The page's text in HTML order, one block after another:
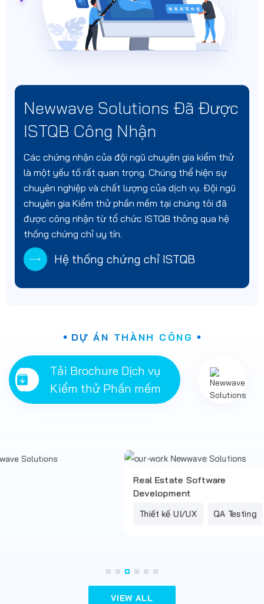
Newwave Solutions Đã Được
ISTQB Công Nhận
Các chứng nhận của đội ngũ chuyên gia kiểm thử
là một yếu tố rất quan trọng. Chúng thể hiện sự
chuyên nghiệp và chất lượng của dịch vụ. Đội ngũ
chuyên gia Kiểm thử phần mềm tại chúng tôi đã
được công nhận từ tổ chức ISTQB thông qua hệ
thống chứng chỉ uy tín.
Hệ thống chứng chỉ ISTQB
DỰ ÁN THÀNH CÔNG
Tải Brochure Dịch vụ
Kiểm thử Phần mềm
Real Estate Software
QA Testing
VIEW ALL